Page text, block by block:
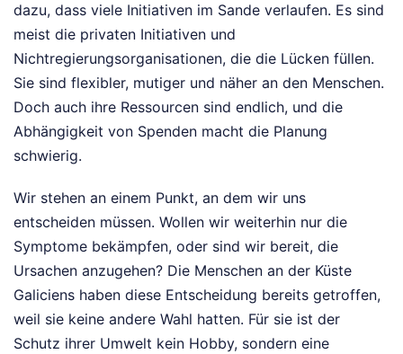
dazu, dass viele Initiativen im Sande verlaufen. Es sind
meist die privaten Initiativen und
Nichtregierungsorganisationen, die die Lücken füllen.
Sie sind flexibler, mutiger und näher an den Menschen.
Doch auch ihre Ressourcen sind endlich, und die
Abhängigkeit von Spenden macht die Planung
schwierig.
Wir stehen an einem Punkt, an dem wir uns
entscheiden müssen. Wollen wir weiterhin nur die
Symptome bekämpfen, oder sind wir bereit, die
Ursachen anzugehen? Die Menschen an der Küste
Galiciens haben diese Entscheidung bereits getroffen,
weil sie keine andere Wahl hatten. Für sie ist der
Schutz ihrer Umwelt kein Hobby, sondern eine